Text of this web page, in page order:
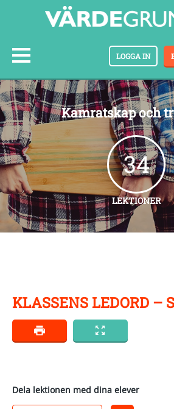
LOGGA IN
Kamratskap och
34
LEKTIONER
KLASSENS LEDORD –
Dela lektionen med dina elever